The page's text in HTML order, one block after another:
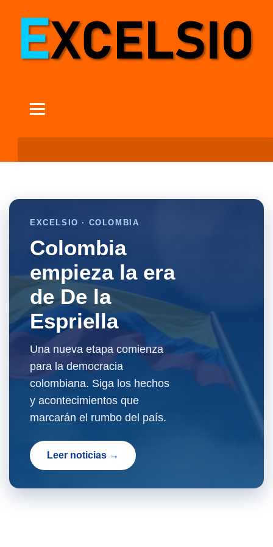
EXCELSIO · COLOMBIA
Colombia
empieza la era
de De la
Espriella
Una nueva etapa comienza
para la democracia
colombiana. Siga los hechos
y acontecimientos que
marcarán el rumbo del país.
Leer noticias →